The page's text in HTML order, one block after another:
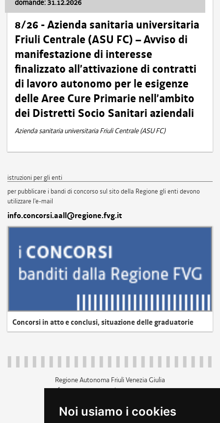
Noi usiamo i cookies
domande: 31.12.2026
8/26 - Azienda sanitaria universitaria
Friuli Centrale (ASU FC) – Avviso di
manifestazione di interesse
finalizzato all’attivazione di contratti
di lavoro autonomo per le esigenze
delle Aree Cure Primarie nell’ambito
dei Distretti Socio Sanitari aziendali
Azienda sanitaria universitaria Friuli Centrale (ASU FC)
istruzioni per gli enti
per pubblicare i bandi di concorso sul sito della Regione gli enti devono
utilizzare l'e-mail
info.concorsi.aall@regione.fvg.it
Concorsi in atto e conclusi, situazione delle graduatorie
Regione Autonoma Friuli Venezia Giulia
c.f. 80014930327; p.iva 00526040324
+39 040 3771111